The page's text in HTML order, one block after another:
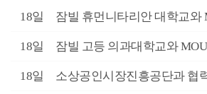
18일 잠빌 휴먼니타리안 대학교와
18일 잠빌 고등 의과대학교와
18일 소상공인시장진흥공단과 협